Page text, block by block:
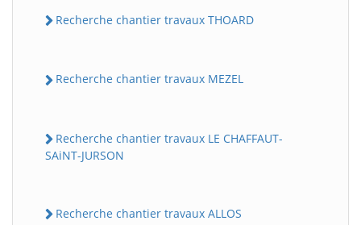
Recherche chantier travaux THOARD
Recherche chantier travaux MEZEL
Recherche chantier travaux LE CHAFFAUT-
SAiNT-JURSON
Recherche chantier travaux ALLOS